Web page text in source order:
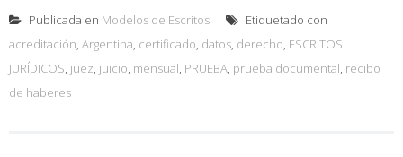
Publicada en Modelos de Escritos
Etiquetado con
acreditación, Argentina, certificado, datos, derecho, ESCRITOS
JURÍDICOS, juez, juicio, mensual, PRUEBA, prueba documental, recibo
de haberes